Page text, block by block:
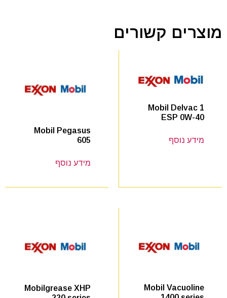
מוצרים קשורים
Mobil Delvac 1
ESP 0W-40
מידע נוסף
Mobil Pegasus
605
מידע נוסף
Mobil Vacuoline
Mobilgrease XHP